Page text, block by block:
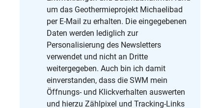
um das Geothermieprojekt Michaelibad
per E-Mail zu erhalten. Die eingegebenen
Daten werden lediglich zur
Personalisierung des Newsletters
verwendet und nicht an Dritte
weitergegeben. Auch bin ich damit
einverstanden, dass die SWM mein
Öffnungs- und Klickverhalten auswerten
und hierzu Zählpixel und Tracking-Links